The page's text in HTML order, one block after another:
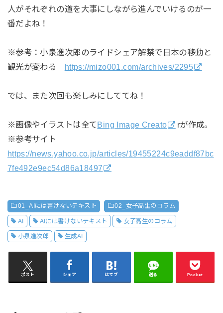
人がそれぞれの道を大事にしながら進んでいけるのが一
番だよね！
※参考：小泉進次郎のライドシェア解禁で日本の移動と
観光が変わる https://mizo001.com/archives/2295
では、また次回も楽しみにしててね！
※画像やイラストは全てBing Image Creato
rが作成。
※参考サイト
https://news.yahoo.co.jp/articles/19455224c9eaddf87bc
7fe492e9ec54d86a18497
01_AIには書けないテキスト 02_女子高生のコラム
AI AIには書けないテキスト 女子高生のコラム
小泉進次郎 生成AI
ポスト シェア はてブ 送る Pocket